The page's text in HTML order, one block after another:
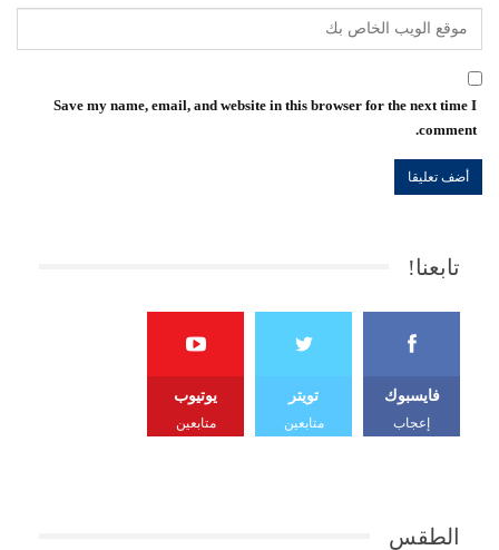
Save my name, email, and website in this browser for the next time I
comment.
تابعنا!
فايسبوك
إعجاب
تويتر
متابعين
يوتيوب
متابعين
الطقس